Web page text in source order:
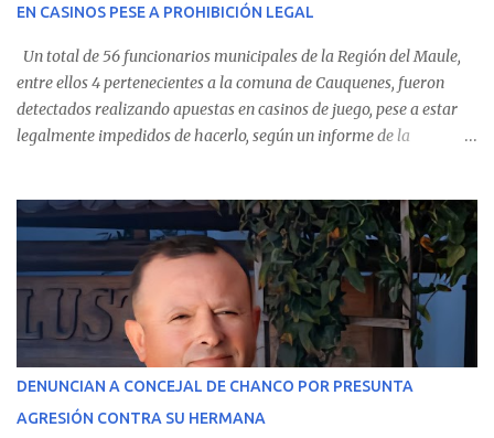
evolución favorable. No obstante, alrededo...
EN CASINOS PESE A PROHIBICIÓN LEGAL
Un total de 56 funcionarios municipales de la Región del Maule,
entre ellos 4 pertenecientes a la comuna de Cauquenes, fueron
detectados realizando apuestas en casinos de juego, pese a estar
legalmente impedidos de hacerlo, según un informe de la
estableció que estos funcionarios —quienes administran o
custodian fondos públicos— efectuaron transacciones por un
monto total de $116.075.918 entre enero de 2024 y junio de 2025.
En el detalle regional, se indica que en la comuna de Cauquenes se
identificó a cuatro funcionarios involucrados en este tipo de
operaciones. Asimismo, se precisa que uno de los casos
corresponde a un funcionario de la Municipalidad de Chanco,
detectaron incumplimientos a la normativa vigente. El informe
DENUNCIAN A CONCEJAL DE CHANCO POR PRESUNTA
AGRESIÓN CONTRA SU HERMANA